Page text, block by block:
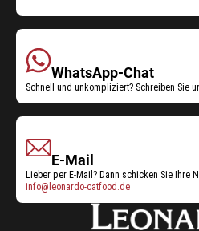
WhatsApp-Chat
Schnell und unkompliziert? Schreiben Sie
E-Mail
Lieber per E-Mail? Dann schicken Sie Ihre
info@leonardo-catfood.de